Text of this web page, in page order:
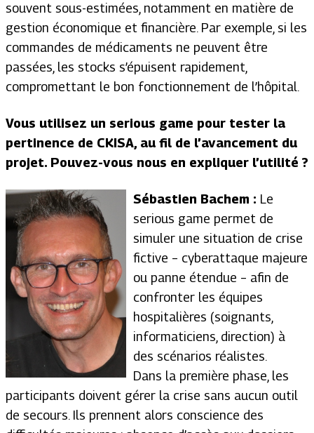
souvent sous-estimées, notamment en matière de
gestion économique et financière. Par exemple, si les
commandes de médicaments ne peuvent être
passées, les stocks s’épuisent rapidement,
compromettant le bon fonctionnement de l’hôpital.
Vous utilisez un serious game pour tester la
pertinence de CKISA, au fil de l’avancement du
projet. Pouvez-vous nous en expliquer l’utilité ?
Sébastien Bachem : Le
serious game permet de
simuler une situation de crise
fictive – cyberattaque majeure
ou panne étendue – afin de
confronter les équipes
hospitalières (soignants,
informaticiens, direction) à
des scénarios réalistes.
Dans la première phase, les
participants doivent gérer la crise sans aucun outil
de secours. Ils prennent alors conscience des